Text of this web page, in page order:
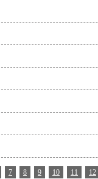
7 8 9 10 11 12